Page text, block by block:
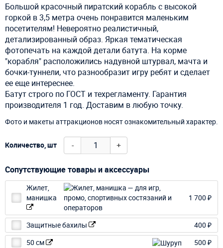
Большой красочный пиратский корабль с высокой
горкой в 3,5 метра очень понравится маленьким
посетителям! Невероятно реалистичный,
детализированный образ. Яркая тематическая
фотопечать на каждой детали батута. На корме
"корабля" расположились надувной штурвал, мачта и
бочки-туннели, что разнообразит игру ребят и сделает
ее еще интереснее.
Батут строго по ГОСТ и техрегламенту. Гарантия
производителя 1 год. Доставим в любую точку.
Фото и макеты аттракционов носят ознакомительный характер.
Количество, шт - +
Сопутствующие товары и аксессуары
Жилет,
манишка
1 700 ₽
Защитные бахилы
400 ₽
50 см
500 ₽